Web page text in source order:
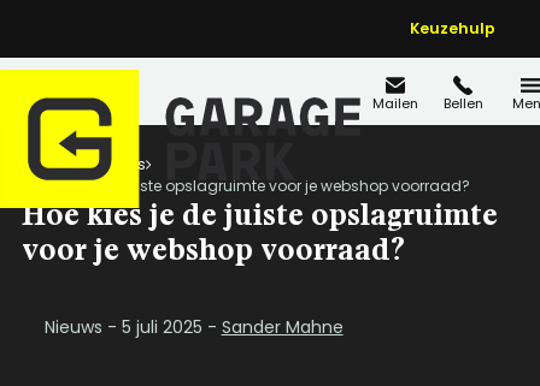
Keuzehulp
Mailen Bellen
Home Nieuws
Hoe kies je de juiste opslagruimte voor je webshop voorraad?
Hoe kies je de juiste opslagruimte
voor je webshop voorraad?
Nieuws - 5 juli 2025 - Sander Mahne